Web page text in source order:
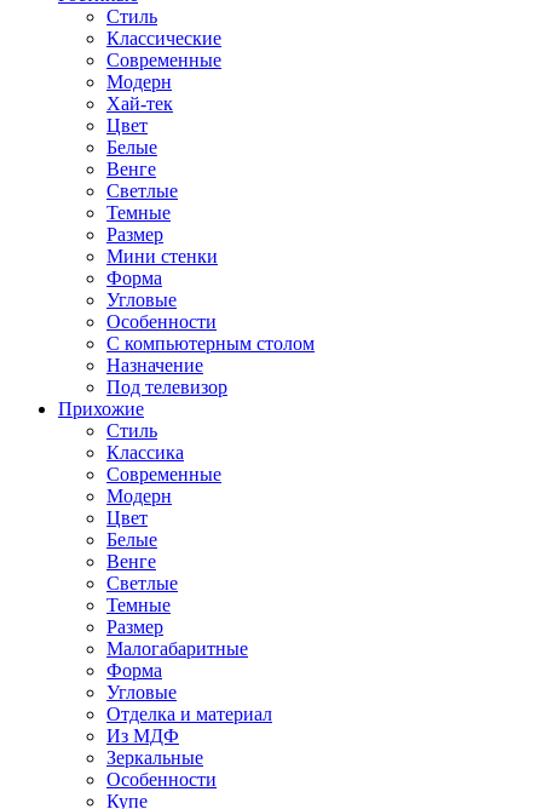
Стиль
Классические
Современные
Модерн
Хай-тек
Цвет
Белые
Венге
Светлые
Темные
Размер
Мини стенки
Форма
Угловые
Особенности
С компьютерным столом
Назначение
Под телевизор
Прихожие
Стиль
Классика
Современные
Модерн
Цвет
Белые
Венге
Светлые
Темные
Размер
Малогабаритные
Форма
Угловые
Отделка и материал
Из МДФ
Зеркальные
Особенности
Купе